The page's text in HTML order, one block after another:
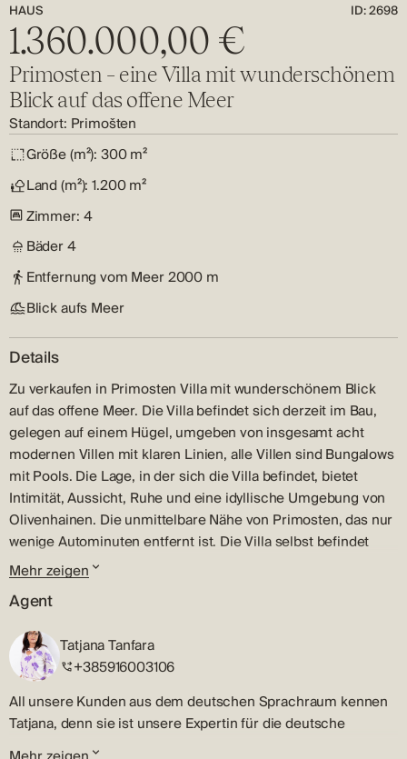
HAUS
ID: 2698
1.360.000,00 €
Primosten – eine Villa mit wunderschönem
Blick auf das offene Meer
Standort: Primošten
Größe (m²): 300 m²
Land (m²): 1.200 m²
Zimmer: 4
Bäder4
Entfernung vom Meer2000 m
Blick aufs Meer
Details
Zu verkaufen in Primosten Villa mit wunderschönem Blick
auf das offene Meer. Die Villa befindet sich derzeit im Bau,
gelegen auf einem Hügel, umgeben von insgesamt acht
modernen Villen mit klaren Linien, alle Villen sind Bungalows
mit Pools. Die Lage, in der sich die Villa befindet, bietet
Intimität, Aussicht, Ruhe und eine idyllische Umgebung von
Olivenhainen. Die unmittelbare Nähe von Primosten, das nur
wenige Autominuten entfernt ist. Die Villa selbst befindet
sich auf einem großzügigen Grundstück von 1200 m2 und
hat zwei Etagen. Im Untergeschoss befindet sich eine
geräumige Garage für zwei Autos, während sich im
Erdgeschoss ein Wohnbereich mit insgesamt 4 komfortablen
Schlafzimmern im hinteren Bereich befindet. Alle
Schlafzimmer verfügen über ein eigenes Badezimmer,
während das Hauptschlafzimmer zusätzlich über ein
separates Ankleidezimmer verfügt. Im hinteren Teil des
Erdgeschosses befindet sich eine separate Toilette,
Mehr zeigen
Agent
Tatjana Tanfara
+385916003106
All unsere Kunden aus dem deutschen Sprachraum kennen
Tatjana, denn sie ist unsere Expertin für die deutsche
Sprache.